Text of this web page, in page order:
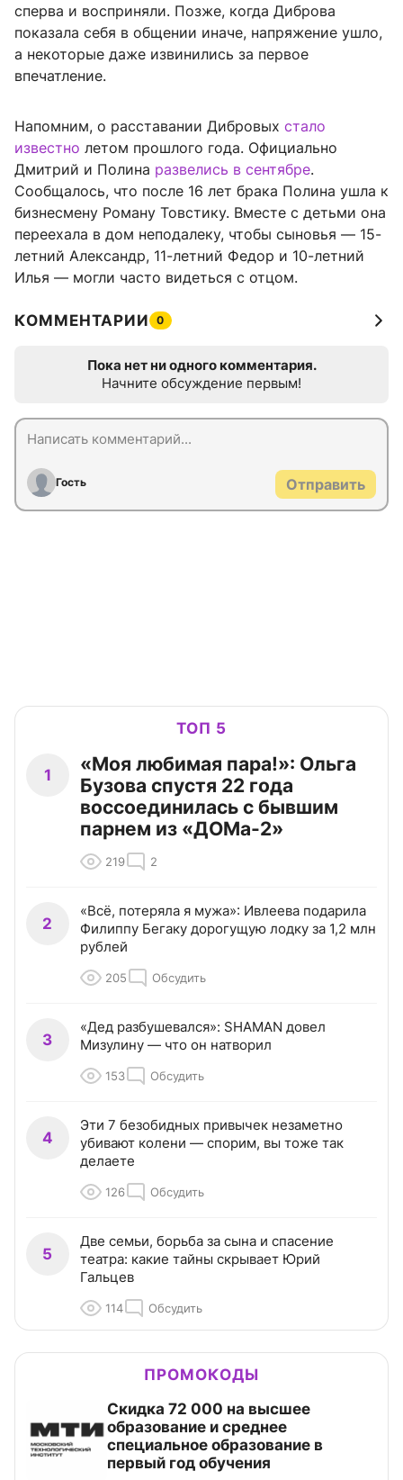
сперва и восприняли. Позже, когда Диброва
показала себя в общении иначе, напряжение ушло,
а некоторые даже извинились за первое
впечатление.
Напомним, о расставании Дибровых стало
известно летом прошлого года. Официально
Дмитрий и Полина развелись в сентябре.
Сообщалось, что после 16 лет брака Полина ушла к
бизнесмену Роману Товстику. Вместе с детьми она
переехала в дом неподалеку, чтобы сыновья — 15-
летний Александр, 11-летний Федор и 10-летний
Илья — могли часто видеться с отцом.
КОММЕНТАРИИ 0
Пока нет ни одного комментария.
Начните обсуждение первым!
Гость Отправить
ТОП 5
1
«Моя любимая пара!»: Ольга
Бузова спустя 22 года
воссоединилась с бывшим
парнем из «ДОМа-2»
219 2
2
«Всё, потеряла я мужа»: Ивлеева подарила
Филиппу Бегаку дорогущую лодку за 1,2 млн
рублей
205 Обсудить
3
«Дед разбушевался»: SHAMAN довел
Мизулину — что он натворил
153 Обсудить
4
Эти 7 безобидных привычек незаметно
убивают колени — спорим, вы тоже так
делаете
126 Обсудить
5
Две семьи, борьба за сына и спасение
театра: какие тайны скрывает Юрий
Гальцев
114 Обсудить
ПРОМОКОДЫ
Скидка 72 000 на высшее
образование и среднее
специальное образование в
первый год обучения